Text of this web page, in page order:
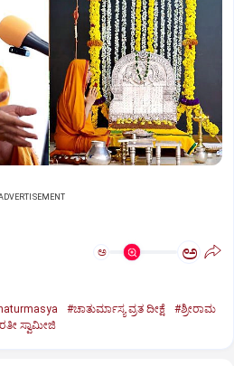
ಅ ಅ
#ಚಾತುರ್ಮಾಸ್ಯ ವ್ರತ ದೀಕ್ಷೆ
#ಶ್ರೀರಾಮ
ಸ್ವಾಮೀಜಿ